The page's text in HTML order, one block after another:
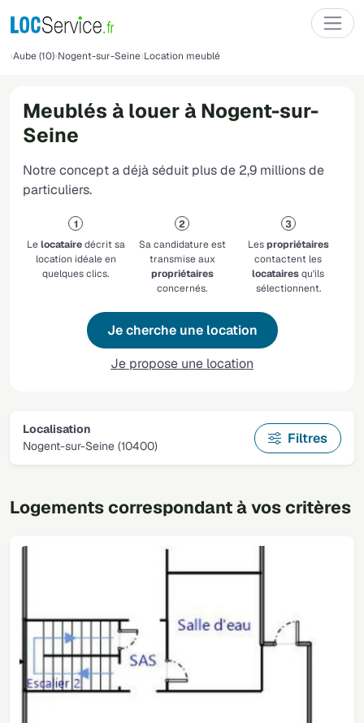
Aube (10) Nogent-sur-Seine Location meublé
Meublés à louer à Nogent-sur-
Seine
Notre concept a déjà séduit plus de 2,9 millions de
particuliers.
Lelocatairedécrit sa
location idéale en
quelques clics.
Sa candidature est
transmise aux
propriétaires
concernés.
Lespropriétaires
contactent les
locatairesqu'ils
sélectionnent.
Je cherche une location
Je propose une location
Localisation
Nogent-sur-Seine (10400)
Filtres
Logements correspondant à vos critères